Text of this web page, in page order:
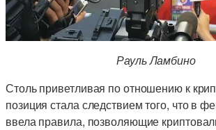
Рауль Ламбино
Столь приветливая по отношению к
позиция стала следствием того, что в
ввела правила, позволяющие